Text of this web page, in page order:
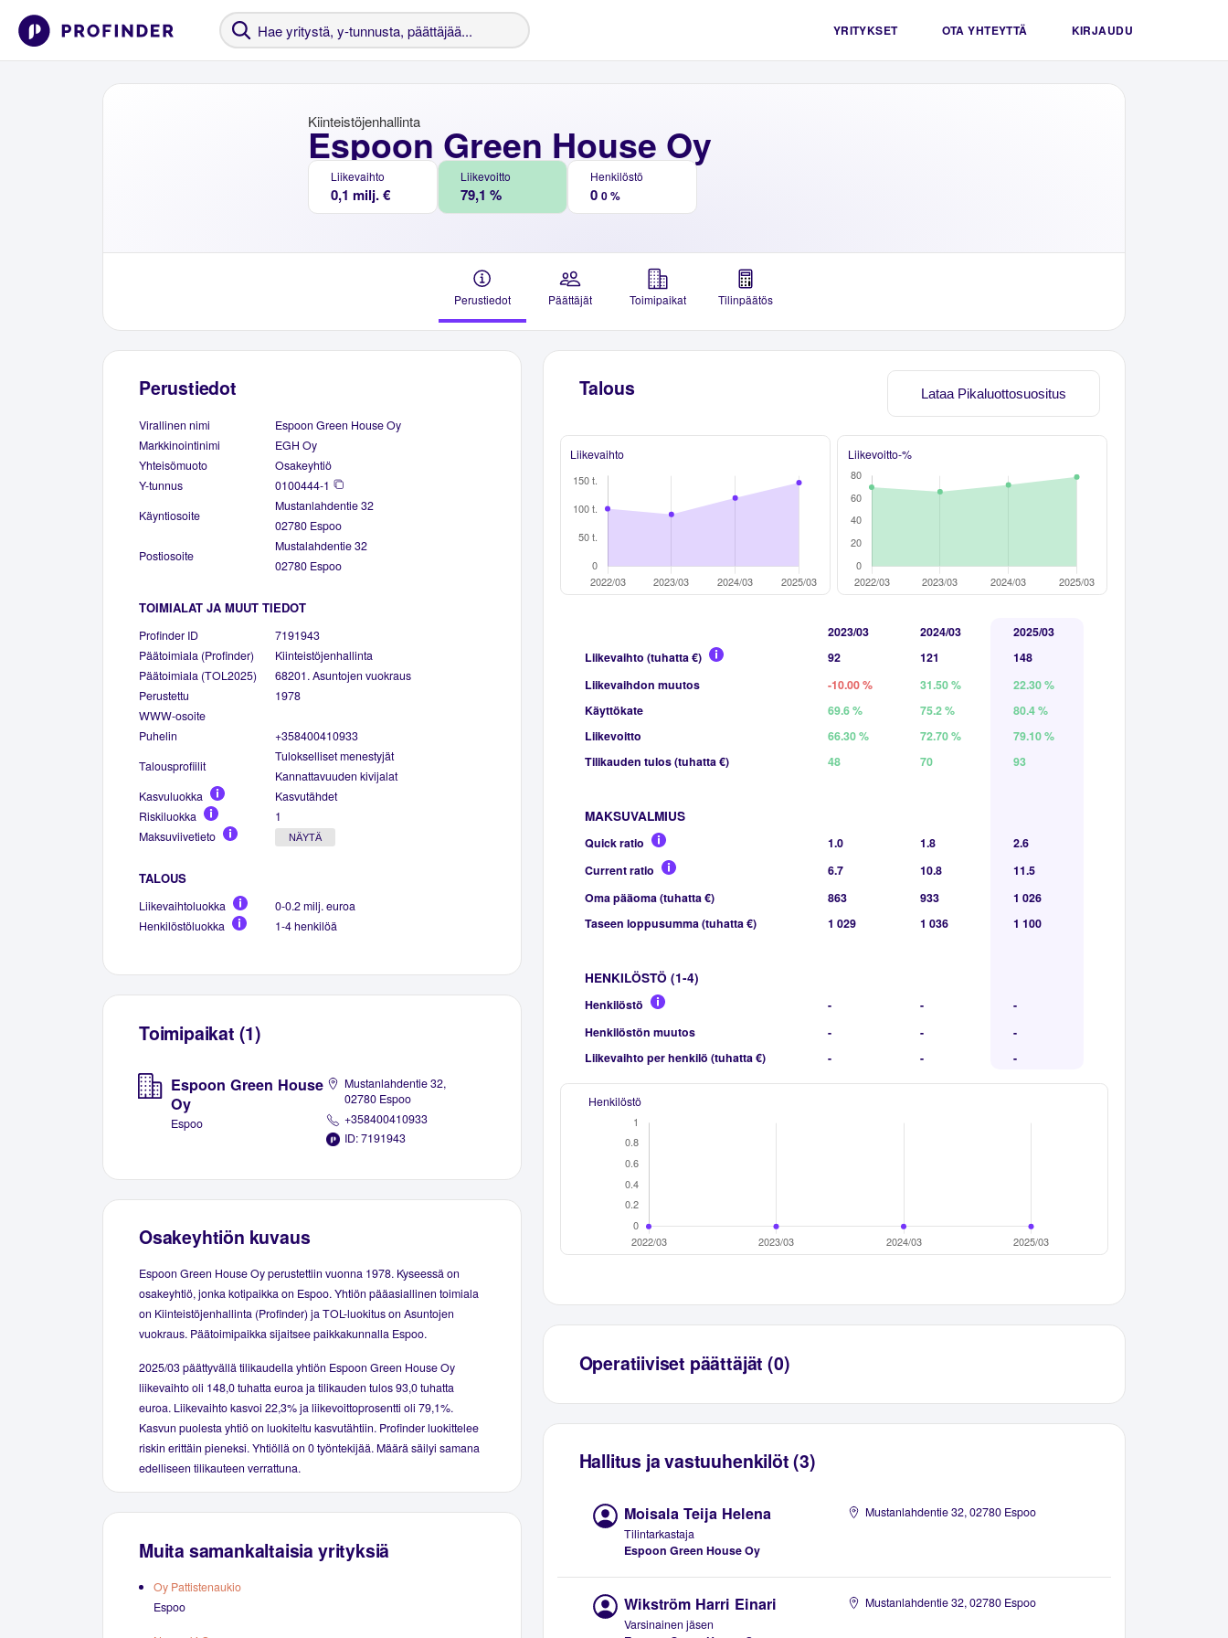
YRITYKSET OTA YHTEYTTÄ KIRJAUDU
Espoon Green House Oy
Kiinteistöjenhallinta
Liikevaihto
0,1 milj. €
Liikevoitto
79,1 %
Henkilöstö
0 0 %
Perustiedot Päättäjät Toimipaikat Tilinpäätös
Perustiedot
Virallinen nimi
Espoon Green House Oy
Markkinointinimi
EGH Oy
Yhteisömuoto
Osakeyhtiö
Y-tunnus
0100444-1
Käyntiosoite
Mustanlahdentie 32
02780 Espoo
Postiosoite
Mustalahdentie 32
02780 Espoo
TOIMIALAT JA MUUT TIEDOT
Profinder ID
7191943
Päätoimiala (Profinder)
Kiinteistöjenhallinta
Päätoimiala (TOL2025)
68201. Asuntojen vuokraus
Perustettu
1978
WWW-osoite
Puhelin
+358400410933
Talousprofiilit
Tulokselliset menestyjät
Kannattavuuden kivijalat
Kasvuluokka
Kasvutähdet
Riskiluokka
1
Maksuviivetieto
NÄYTÄ
TALOUS
Liikevaihtoluokka
0-0.2 milj. euroa
Henkilöstöluokka
1-4 henkilöä
Toimipaikat (1)
Espoon Green House
Oy
Espoo
Mustanlahdentie 32,
02780 Espoo
+358400410933
ID: 7191943
Osakeyhtiön kuvaus
Espoon Green House Oy perustettiin vuonna 1978. Kyseessä on
osakeyhtiö, jonka kotipaikka on Espoo. Yhtiön pääasiallinen toimiala
on Kiinteistöjenhallinta (Profinder) ja TOL-luokitus on Asuntojen
vuokraus. Päätoimipaikka sijaitsee paikkakunnalla Espoo.
2025/03 päättyvällä tilikaudella yhtiön Espoon Green House Oy
liikevaihto oli 148,0 tuhatta euroa ja tilikauden tulos 93,0 tuhatta
euroa. Liikevaihto kasvoi 22,3% ja liikevoittoprosentti oli 79,1%.
Kasvun puolesta yhtiö on luokiteltu kasvutähtiin. Profinder luokittelee
riskin erittäin pieneksi. Yhtiöllä on 0 työntekijää. Määrä säilyi samana
edelliseen tilikauteen verrattuna.
Muita samankaltaisia yrityksiä
Oy Pattistenaukio
Espoo
Lataa Pikaluottosuositus
Talous
Liikevaihto Liikevoitto-%
2023/03 2024/03
2025/03
Liikevaihto (tuhatta €)
92 121
148
Liikevaihdon muutos
-10.00 % 31.50 %
22.30 %
Käyttökate
69.6 % 75.2 %
80.4 %
Liikevoitto
66.30 % 72.70 %
79.10 %
Tilikauden tulos (tuhatta €)
48 70 93
MAKSUVALMIUS
Quick ratio 1.0 1.8
2.6
Current ratio
6.7 10.8
11.5
Oma pääoma (tuhatta €)
863 933
1 026
Taseen loppusumma (tuhatta €)
1 029 1 036 1 100
HENKILÖSTÖ (1-4)
Henkilöstö - -
-
Henkilöstön muutos
- -
-
Liikevaihto per henkilö (tuhatta €)
- - -
Henkilöstö
Operatiiviset päättäjät (0)
Hallitus ja vastuuhenkilöt (3)
Moisala Teija Helena
Tilintarkastaja
Espoon Green House Oy
Mustanlahdentie 32, 02780 Espoo
Wikström Harri Einari
Varsinainen jäsen
Mustanlahdentie 32, 02780 Espoo